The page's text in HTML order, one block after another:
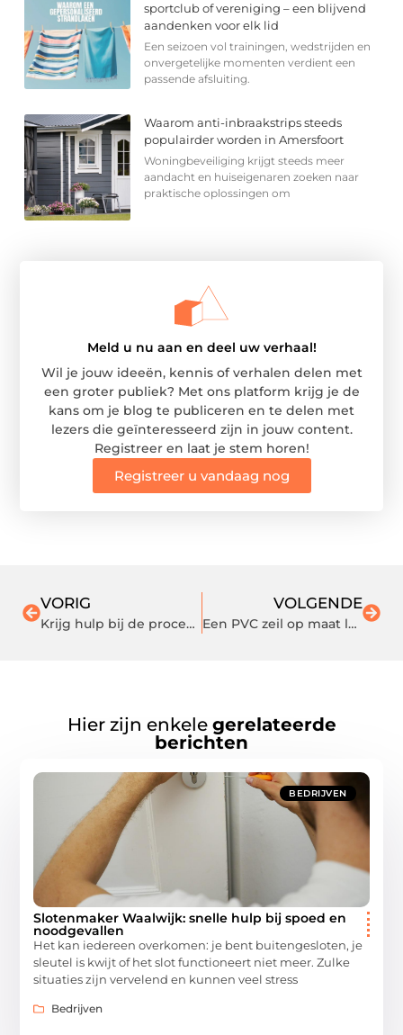
sportclub of vereniging – een blijvend
aandenken voor elk lid
Een seizoen vol trainingen, wedstrijden en
onvergetelijke momenten verdient een
passende afsluiting.
Waarom anti-inbraakstrips steeds
populairder worden in Amersfoort
Woningbeveiliging krijgt steeds meer
aandacht en huiseigenaren zoeken naar
praktische oplossingen om
Meld u nu aan en deel uw verhaal!
Wil je jouw ideeën, kennis of verhalen delen met
een groter publiek? Met ons platform krijg je de
kans om je blog te publiceren en te delen met
lezers die geïnteresseerd zijn in jouw content.
Registreer en laat je stem horen!
Registreer u vandaag nog
VORIG
Krijg hulp bij de procedure van schuldsanering in regio Rotterdam
VOLGENDE
Een PVC zeil op maat laten maken
Hier zijn enkele gerelateerde
berichten
BEDRIJVEN
Slotenmaker Waalwijk: snelle hulp bij spoed en
noodgevallen
Het kan iedereen overkomen: je bent buitengesloten, je
sleutel is kwijt of het slot functioneert niet meer. Zulke
situaties zijn vervelend en kunnen veel stress
Bedrijven